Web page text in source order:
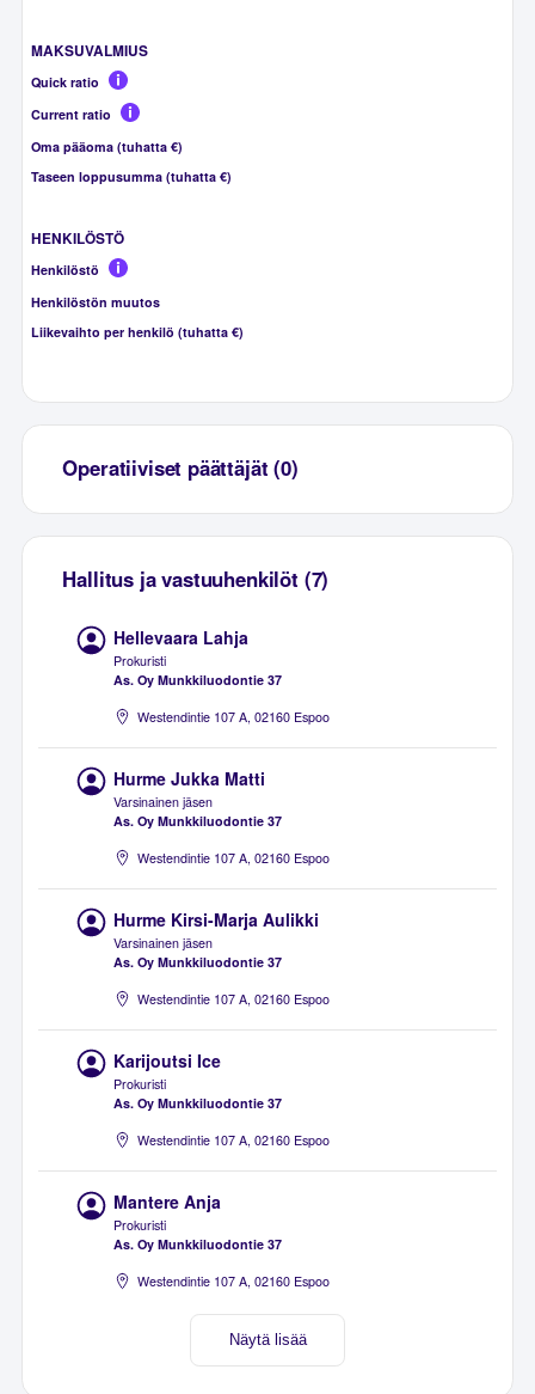
MAKSUVALMIUS
Quick ratio
Current ratio
Oma pääoma (tuhatta €)
Taseen loppusumma (tuhatta €)
HENKILÖSTÖ
Henkilöstö
Henkilöstön muutos
Liikevaihto per henkilö (tuhatta €)
Operatiiviset päättäjät (0)
Hallitus ja vastuuhenkilöt (7)
Hellevaara Lahja
Prokuristi
As. Oy Munkkiluodontie 37
Westendintie 107 A, 02160 Espoo
Hurme Jukka Matti
Varsinainen jäsen
As. Oy Munkkiluodontie 37
Westendintie 107 A, 02160 Espoo
Hurme Kirsi-Marja Aulikki
Varsinainen jäsen
As. Oy Munkkiluodontie 37
Westendintie 107 A, 02160 Espoo
Karijoutsi Ice
Prokuristi
As. Oy Munkkiluodontie 37
Westendintie 107 A, 02160 Espoo
Mantere Anja
Prokuristi
As. Oy Munkkiluodontie 37
Westendintie 107 A, 02160 Espoo
Näytä lisää